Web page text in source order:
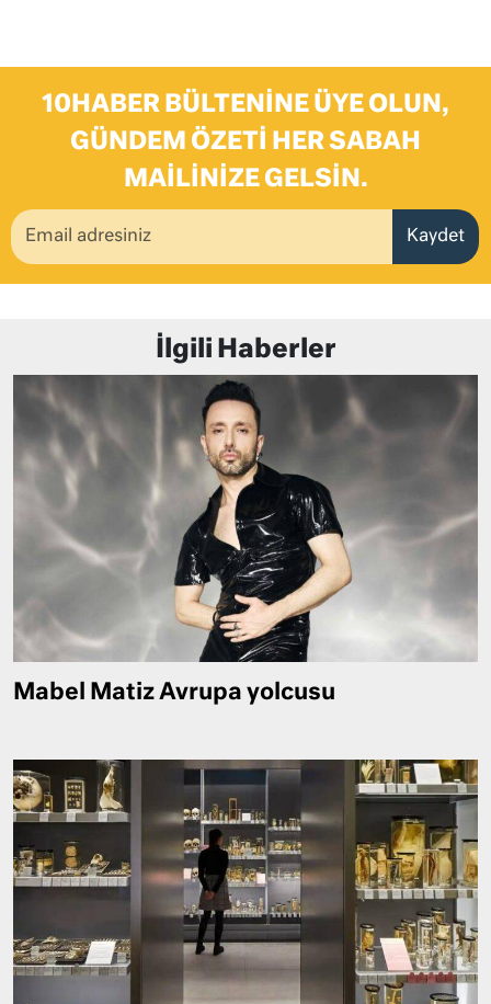
10HABER BÜLTENINE ÜYE OLUN,
GÜNDEM ÖZETI HER SABAH
MAILINIZE GELSIN.
Kaydet
İlgili Haberler
Mabel Matiz Avrupa yolcusu